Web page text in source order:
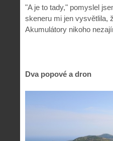
"A je to tady," pomyslel
skeneru mi jen vysvětlila,
Akumulátory nikoho
Dva popové a dron